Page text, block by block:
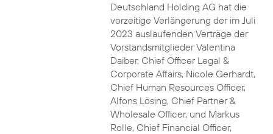
Deutschland Holding AG hat die
vorzeitige Verlängerung der im Juli
2023 auslaufenden Verträge der
Vorstandsmitglieder Valentina
Daiber, Chief Officer Legal &
Corporate Affairs, Nicole Gerhardt,
Chief Human Resources Officer,
Alfons Lösing, Chief Partner &
Wholesale Officer, und Markus
Rolle, Chief Financial Officer,